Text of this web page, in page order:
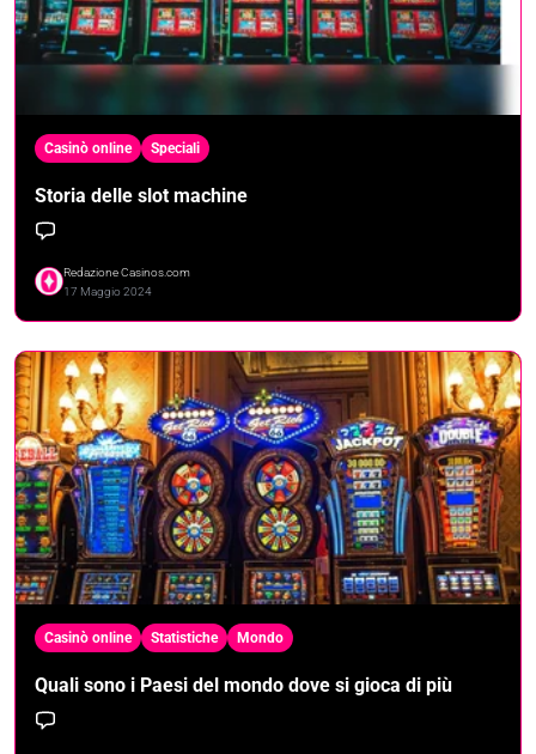
Casinò online Speciali
Storia delle slot machine
Redazione Casinos.com
17 Maggio 2024
Casinò online Statistiche Mondo
Quali sono i Paesi del mondo dove si gioca di più